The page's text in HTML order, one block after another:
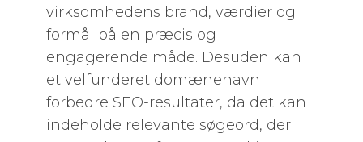
virksomhedens brand, værdier og
formål på en præcis og
engagerende måde. Desuden kan
et velfunderet domænenavn
forbedre SEO-resultater, da det kan
indeholde relevante søgeord, der